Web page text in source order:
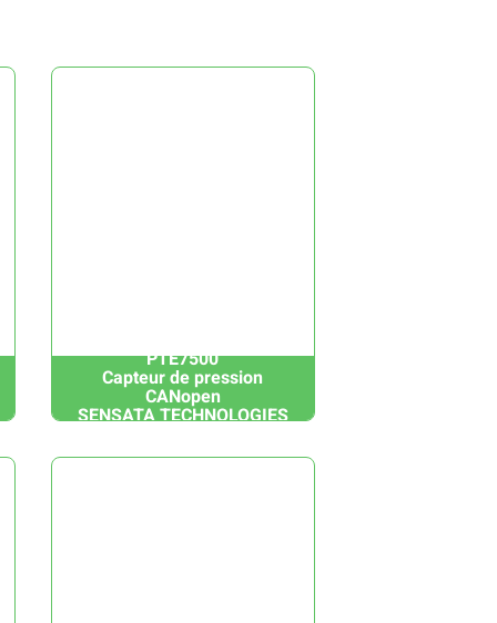
PTE7500
Capteur de pression
CANopen
SENSATA TECHNOLOGIES